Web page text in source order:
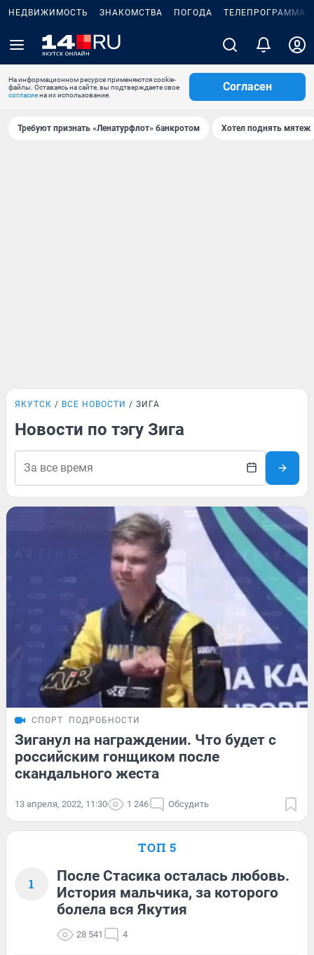
НЕДВИЖИМОСТЬ ЗНАКОМСТВА ПОГОДА ТЕЛЕПРОГРАММА
На информационном ресурсе применяются cookie-
файлы. Оставаясь на сайте, вы подтверждаете свое
согласиена их использование.
Согласен
Требуют признать «Ленатурфлот» банкротом Хотел поднять мятеж
ЯКУТСК ВСЕ НОВОСТИ ЗИГА
Новости по тэгу Зига
СПОРТ ПОДРОБНОСТИ
Зиганул на награждении. Что будет с
российским гонщиком после
скандального жеста
13 апреля, 2022, 11:30 1 246 Обсудить
ТОП 5
1
После Стасика осталась любовь.
История мальчика, за которого
болела вся Якутия
28 541 4